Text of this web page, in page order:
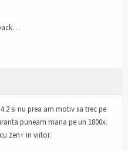
si nu prea am motiv sa trec pe
puneam mana pe un 1800x.
zen+ in viitor.